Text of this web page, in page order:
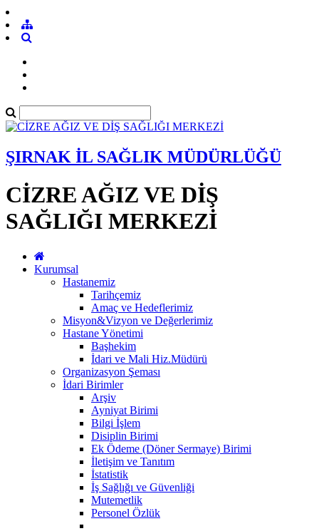
ŞIRNAK İL SAĞLIK MÜDÜRLÜĞÜ
CİZRE AĞIZ VE DİŞ
SAĞLIĞI MERKEZİ
Kurumsal
Hastanemiz
Tarihçemiz
Amaç ve Hedeflerimiz
Misyon&Vizyon ve Değerlerimiz
Hastane Yönetimi
Başhekim
İdari ve Mali Hiz.Müdürü
Organizasyon Şeması
İdari Birimler
Arşiv
Ayniyat Birimi
Bilgi İşlem
Disiplin Birimi
Ek Ödeme (Döner Sermaye) Birimi
İletişim ve Tanıtım
İstatistik
İş Sağlığı ve Güvenliği
Mutemetlik
Personel Özlük